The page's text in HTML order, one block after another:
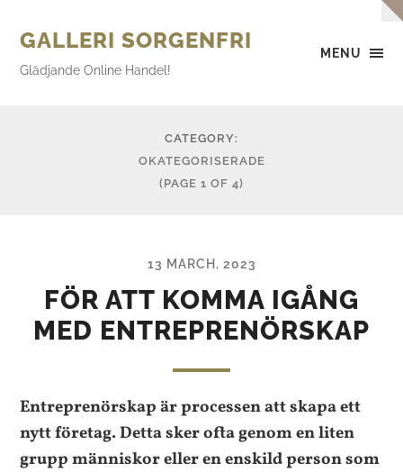
MENU
GALLERI SORGENFRI
Glädjande Online Handel!
CATEGORY:
OKATEGORISERADE
(PAGE 1 OF 4)
13 MARCH, 2023
FÖR ATT KOMMA IGÅNG
MED ENTREPRENÖRSKAP
Entreprenörskap är processen att skapa ett
nytt företag. Detta sker ofta genom en liten
grupp människor eller en enskild person som